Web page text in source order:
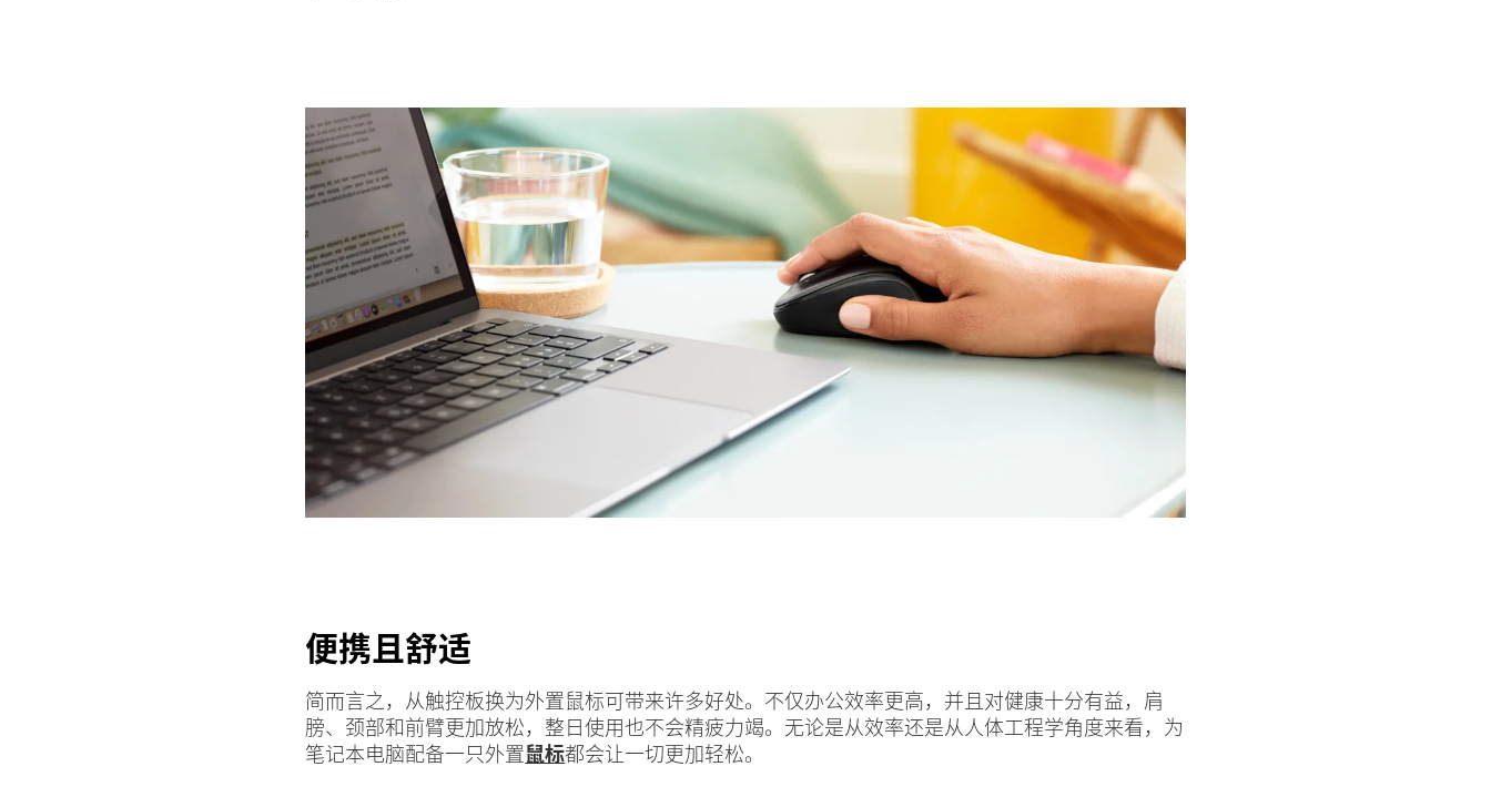
便携且舒适
简而言之，从触控板换为外置鼠标可带来许多好处。不仅办公效率更高，并且对健康十分有益，肩
膀、颈部和前臂更加放松，整日使用也不会精疲力竭。无论是从效率还是从人体工程学角度来看，为
笔记本电脑配备一只外置鼠标都会让一切更加轻松。